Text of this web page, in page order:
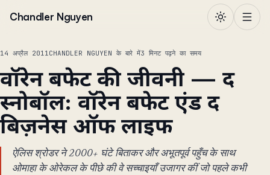
Chandler Nguyen
14 अप्रैल 2011CHANDLER NGUYEN के बारे में3 मिनट पढ़ने का समय
वॉरेन बफेट की जीवनी — द
स्नोबॉल: वॉरेन बफेट एंड द
बिज़नेस ऑफ लाइफ
ऐलिस श्रोडर ने 2000+ घंटे बिताकर और अभूतपूर्व पहुँच के साथ
ओमाहा के ओरेकल के पीछे की वे सच्चाइयाँ उजागर कीं जो पहले कभी